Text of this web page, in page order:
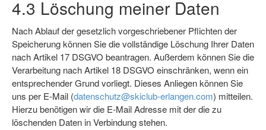
4.3 Löschung meiner Daten
Nach Ablauf der gesetzlich vorgeschriebener Pflichten der
Speicherung können Sie die vollständige Löschung Ihrer Daten
nach Artikel 17 DSGVO beantragen. Außerdem können Sie die
Verarbeitung nach Artikel 18 DSGVO einschränken, wenn ein
entsprechender Grund vorliegt. Dieses Anliegen können Sie
uns per E-Mail (datenschutz@skiclub-erlangen.com) mitteilen.
Hierzu benötigen wir die E-Mail Adresse mit der die zu
löschenden Daten in Verbindung stehen.